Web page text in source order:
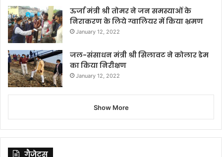
ऊर्जा मंत्री श्री तोमर ने जन समस्याओं के
निराकरण के लिये ग्वालियर में किया भ्रमण
January 12, 2022
जल-संसाधन मंत्री श्री सिलावट ने कोलार डेम
का किया निरीक्षण
January 12, 2022
Show More
गैजेट्स